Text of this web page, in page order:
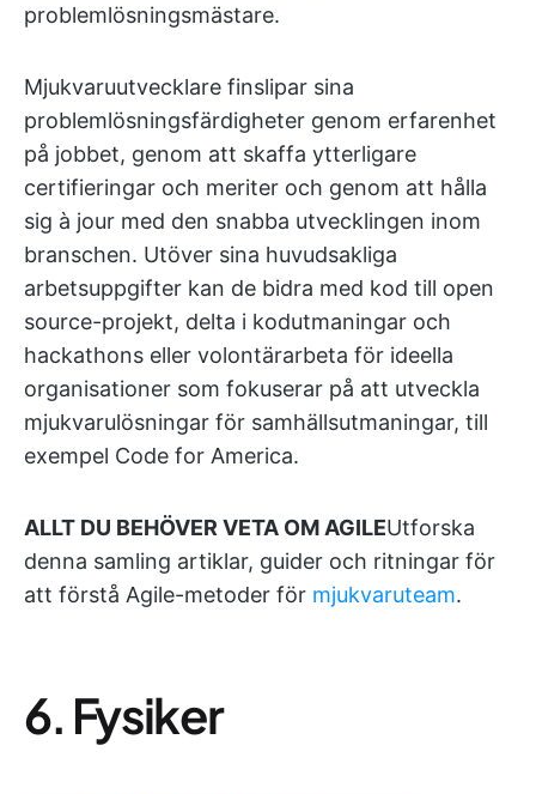
problemlösningsmästare.
Mjukvaruutvecklare finslipar sina
problemlösningsfärdigheter genom erfarenhet
på jobbet, genom att skaffa ytterligare
certifieringar och meriter och genom att hålla
sig à jour med den snabba utvecklingen inom
branschen. Utöver sina huvudsakliga
arbetsuppgifter kan de bidra med kod till open
source-projekt, delta i kodutmaningar och
hackathons eller volontärarbeta för ideella
organisationer som fokuserar på att utveckla
mjukvarulösningar för samhällsutmaningar, till
exempel Code for America.
ALLT DU BEHÖVER VETA OM AGILEUtforska
denna samling artiklar, guider och ritningar för
att förstå Agile-metoder för mjukvaruteam.
6. Fysiker